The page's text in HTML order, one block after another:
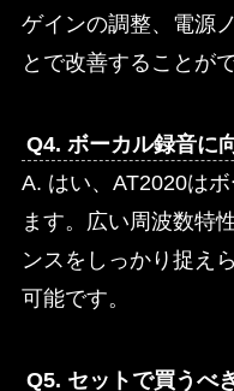
ゲインの調整、電源
とで改善することが
Q4. ボーカル録音に
A. はい、AT2020は
ます。広い周波数特
ンスをしっかり捉え
可能です。
Q5. セットで買うべ